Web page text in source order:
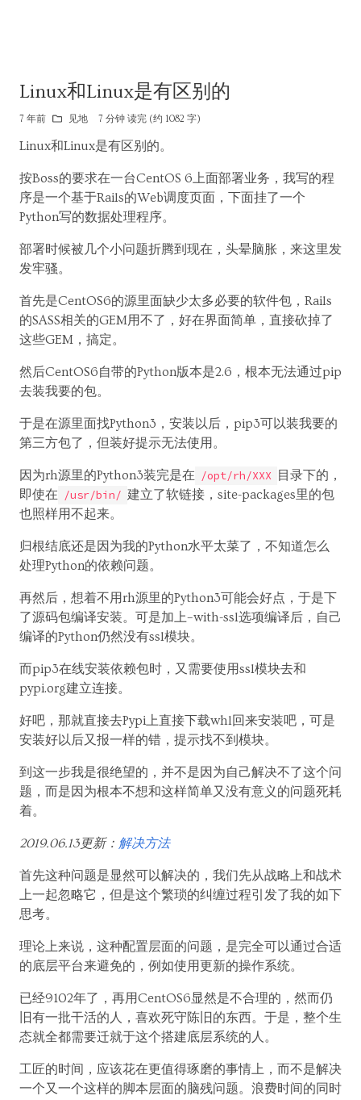
Linux和Linux是有区别的
7 年前 见地 7 分钟 读完 (约 1082 字)
Linux和Linux是有区别的。
按Boss的要求在一台CentOS 6上面部署业务，我写的程
序是一个基于Rails的Web调度页面，下面挂了一个
Python写的数据处理程序。
部署时候被几个小问题折腾到现在，头晕脑胀，来这里发
发牢骚。
首先是CentOS6的源里面缺少太多必要的软件包，Rails
的SASS相关的GEM用不了，好在界面简单，直接砍掉了
这些GEM，搞定。
然后CentOS6自带的Python版本是2.6，根本无法通过pip
去装我要的包。
于是在源里面找Python3，安装以后，pip3可以装我要的
第三方包了，但装好提示无法使用。
因为rh源里的Python3装完是在 /opt/rh/XXX
目录下的，
即使在 /usr/bin/ 建立了软链接，site-packages里的包
也照样用不起来。
归根结底还是因为我的Python水平太菜了，不知道怎么
处理Python的依赖问题。
再然后，想着不用rh源里的Python3可能会好点，于是下
了源码包编译安装。可是加上–with-ssl选项编译后，自己
编译的Python仍然没有ssl模块。
而pip3在线安装依赖包时，又需要使用ssl模块去和
pypi.org建立连接。
好吧，那就直接去Pypi上直接下载whl回来安装吧，可是
安装好以后又报一样的错，提示找不到模块。
到这一步我是很绝望的，并不是因为自己解决不了这个问
题，而是因为根本不想和这样简单又没有意义的问题死耗
着。
2019.06.13更新： 解决方法
首先这种问题是显然可以解决的，我们先从战略上和战术
上一起忽略它，但是这个繁琐的纠缠过程引发了我的如下
思考。
理论上来说，这种配置层面的问题，是完全可以通过合适
的底层平台来避免的，例如使用更新的操作系统。
已经9102年了，再用CentOS6显然是不合理的，然而仍
旧有一批干活的人，喜欢死守陈旧的东西。于是，整个生
态就全都需要迁就于这个搭建底层系统的人。
工匠的时间，应该花在更值得琢磨的事情上，而不是解决
一个又一个这样的脚本层面的脑残问题。浪费时间的同时